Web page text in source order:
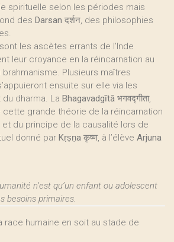
spirituelle selon les périodes mais
des Darsan दर्शन, des philosophies
les ascètes errants de l’Inde
leur croyance en la réincarnation au
Plusieurs maîtres
ensuite sur elle via les
dharma. La Bhagavadgītā भगवद्गीता,
cette grande théorie de la réincarnation
et du principe de la causalité lors de
donné par Kṛṣṇa कृष्ण, à l’élève Arjuna
n’est qu’un enfant ou adolescent
besoins primaires.
race humaine en soit au stade de